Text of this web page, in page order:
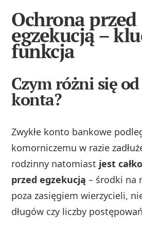
Ochrona przed
egzekucją –
funkcja
Czym różni się
konta?
Zwykłe konto bankowe
komorniczemu w razie
rodzinny natomiast jest
przed egzekucją – środki na
poza zasięgiem wierzycieli,
długów czy liczby